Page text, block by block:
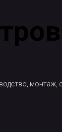
монтаж,